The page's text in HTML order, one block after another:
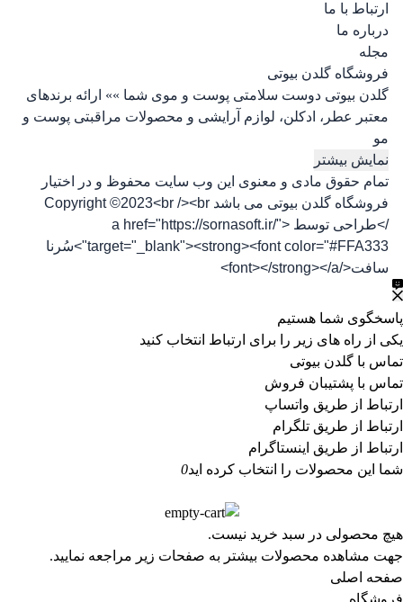
ارتباط با ما
درباره ما
مجله
فروشگاه گلدن بیوتی
گلدن بیوتی دوست سلامتی پوست و موی شما »» ارائه برندهای
معتبر عطر، ادکلن، لوازم آرایشی و محصولات مراقبتی پوست و
مو
نمایش بیشتر
تمام حقوق مادی و معنوی این وب سایت محفوظ و در اختیار
فروشگاه گلدن بیوتی می باشد Copyright ©2023<br /><br
/>طراحی توسط <a href="https://sornasoft.ir/"
target="_blank"><strong><font color="#FFA333">سُرنا
سافت</font></strong></a>
پاسخگوی شما هستیم
یکی از راه های زیر را برای ارتباط انتخاب کنید
تماس با گلدن بیوتی
تماس با پشتیبان فروش
ارتباط از طریق واتساپ
ارتباط از طریق تلگرام
ارتباط از طریق اینستاگرام
شما این محصولات را انتخاب کرده اید0
هیچ محصولی در سبد خرید نیست.
جهت مشاهده محصولات بیشتر به صفحات زیر مراجعه نمایید.
صفحه اصلی
فروشگاه